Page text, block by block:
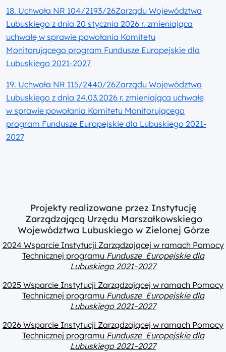
18. Uchwała NR 104/2193/26Zarządu Województwa
Lubuskiego z dnia 20 stycznia 2026 r. zmieniająca
uchwałę w sprawie powołania Komitetu
Monitorującego program Fundusze Europejskie dla
Lubuskiego 2021-2027
19. Uchwała NR 115/2440/26Zarządu Województwa
Lubuskiego z dnia 24.03.2026 r. zmieniająca uchwałę
w sprawie powołania Komitetu Monitorującego
program Fundusze Europejskie dla Lubuskiego 2021-
2027
Projekty realizowane przez Instytucję
Zarządzającą Urzędu Marszałkowskiego
Województwa Lubuskiego w Zielonej Górze
2024 Wsparcie Instytucji Zarządzającej w ramach Pomocy
Technicznej programu Fundusze Europejskie dla
Lubuskiego 2021–2027
2025 Wsparcie Instytucji Zarządzającej w ramach Pomocy
Technicznej programu Fundusze Europejskie dla
Lubuskiego 2021–2027
2026 Wsparcie Instytucji Zarządzającej w ramach Pomocy
Technicznej programu Fundusze Europejskie dla
Lubuskiego 2021–2027